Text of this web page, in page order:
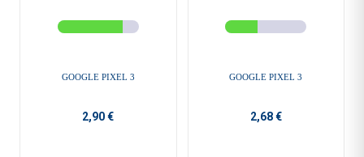
GOOGLE PIXEL 3
2,90 €
GOOGLE PIXEL 3
2,68 €